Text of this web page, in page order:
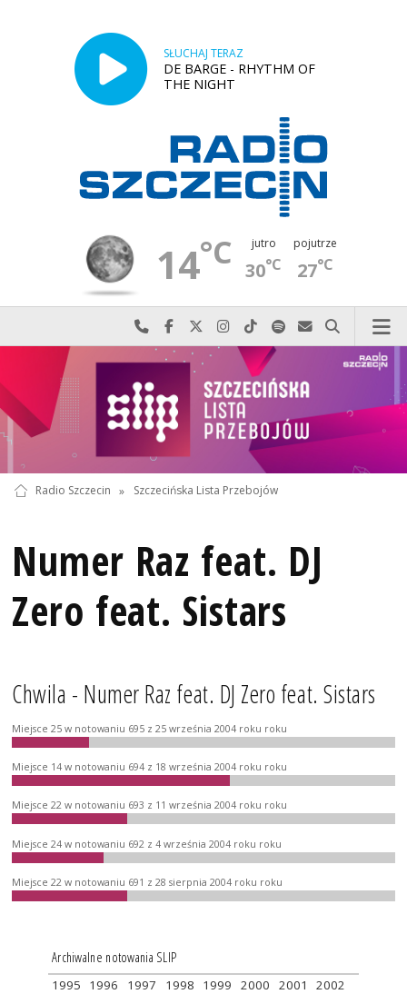
SŁUCHAJ TERAZ
DE BARGE - RHYTHM OF
THE NIGHT
14°C jutro
30°C
pojutrze
27°C
Najlepiej po prostu do nas zadzwoń
Odwiedź nas na Facebook-u
Odwiedź nas na X
Odwiedź nas na Instagram-ie
Odwiedź nas na TikTok-u
Szukaj nas na Spotify
Wyślij do nas
Szukaj
Radio Szczecin » Szczecińska Lista Przebojów
Numer Raz feat. DJ
Zero feat. Sistars
Chwila - Numer Raz feat. DJ Zero feat. Sistars
Miejsce 25 w notowaniu 695 z 25 września 2004 roku roku
Miejsce 14 w notowaniu 694 z 18 września 2004 roku roku
Miejsce 22 w notowaniu 693 z 11 września 2004 roku roku
Miejsce 24 w notowaniu 692 z 4 września 2004 roku roku
Miejsce 22 w notowaniu 691 z 28 sierpnia 2004 roku roku
Archiwalne notowania SLIP
1995 1996 1997 1998 1999 2000 2001
2002